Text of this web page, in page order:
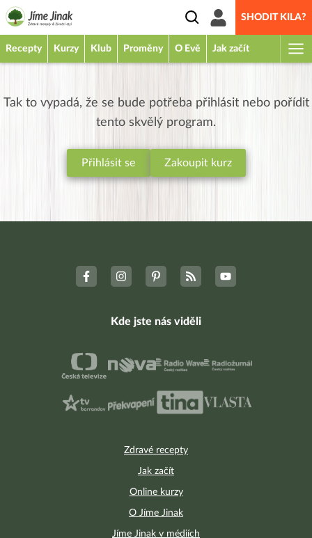
SHODIT KILA?
Recepty Kurzy Klub Proměny O Evě Jak začít
Tak to vypadá, že se bude potřeba přihlásit nebo pořídit
tento skvělý program.
Přihlásit se Zakoupit kurz
Zdravé recepty
Jak začít
Online kurzy
O Jíme Jinak
Jíme Jinak v médiích
Kde jste nás viděli